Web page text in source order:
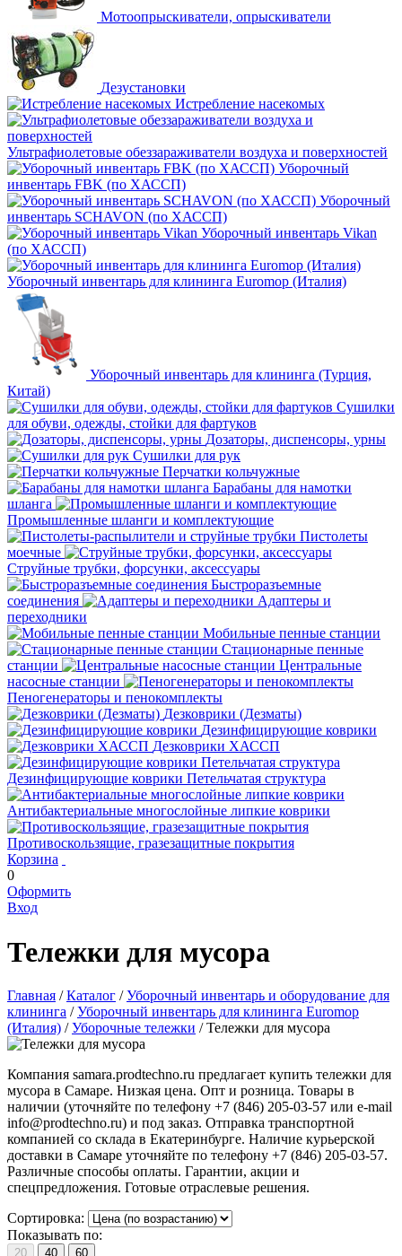
Мотоопрыскиватели, опрыскиватели
Дезустановки
Истребление насекомых
Ультрафиолетовые обеззараживатели воздуха и поверхностей
Уборочный
инвентарь FBK (по ХАССП)
Уборочный
инвентарь SCHAVON (по ХАССП)
Уборочный инвентарь Vikan
(по ХАССП)
Уборочный инвентарь для клининга Euromop (Италия)
Уборочный инвентарь для клининга (Турция,
Китай)
Сушилки
для обуви, одежды, стойки для фартуков
Дозаторы, диспенсоры, урны
Сушилки для рук
Перчатки кольчужные
Барабаны для намотки
шланга
Промышленные шланги и комплектующие
Пистолеты
моечные
Струйные трубки, форсунки, аксессуары
Быстроразъемные
соединения
Адаптеры и
переходники
Мобильные пенные станции
Стационарные пенные
станции
Центральные
насосные станции
Пеногенераторы и пенокомплекты
Дезковрики (Дезматы)
Дезинфицирующие коврики
Дезковрики ХАССП
Дезинфицирующие коврики Петельчатая структура
Антибактериальные многослойные липкие коврики
Противоскользящие, гразезащитные покрытия
Корзина
0
Оформить
Вход
Тележки для мусора
Главная / Каталог / Уборочный инвентарь и оборудование для
клининга / Уборочный инвентарь для клининга Euromop
(Италия) / Уборочные тележки / Тележки для мусора
Компания samara.prodtechno.ru предлагает купить тележки для
мусора в Самаре. Низкая цена. Опт и розница. Товары в
наличии (уточняйте по телефону +7 (846) 205-03-57 или e-mail
info@prodtechno.ru) и под заказ. Отправка транспортной
компанией со склада в Екатеринбурге. Наличие курьерской
доставки в Самаре уточняйте по телефону +7 (846) 205-03-57.
Различные способы оплаты. Гарантии, акции и
спецпредложения. Готовые отраслевые решения.
Сортировка:
Показывать по:
20 40 60